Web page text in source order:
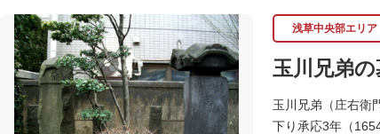
浅草中央部エリア
玉川兄弟の
玉川兄弟（庄右衛
下り承応3年（